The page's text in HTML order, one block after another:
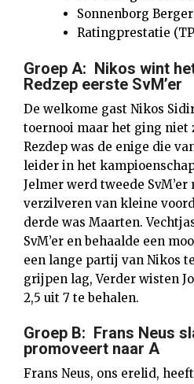
Sonnenborg
Ratingprestatie
Groep A: Nikos wint
Redzep eerste SvM’er
De welkome gast Nikos
toernooi maar het ging niet
Rezdep was de enige die
leider in het
Jelmer werd tweede
verzilveren van kleine
derde was Maarten.
SvM’er en behaalde een
een lange partij van Nikos
grijpen lag, Verder wisten
2,5 uit 7 te behalen.
Groep B: Frans Neus
promoveert naar A
Frans Neus, ons erelid,